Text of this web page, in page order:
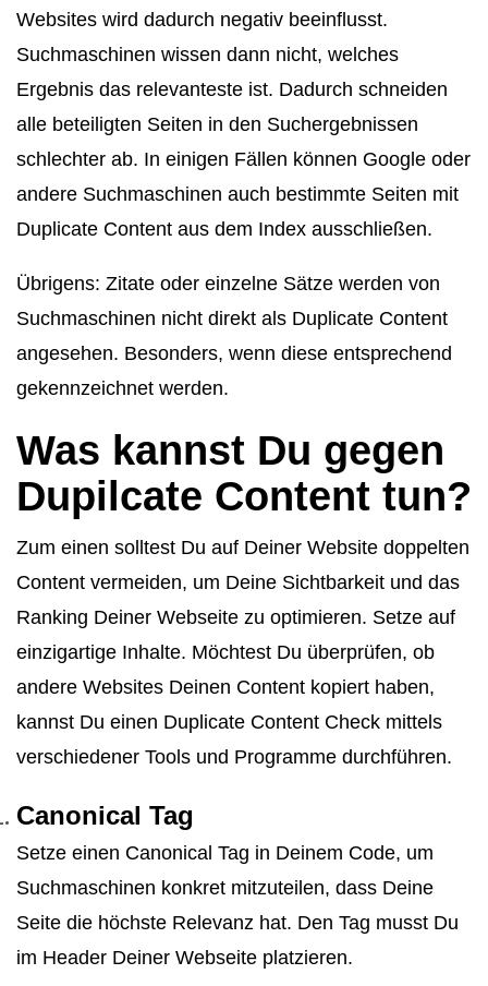
Websites wird dadurch negativ beeinflusst.
Suchmaschinen wissen dann nicht, welches
Ergebnis das relevanteste ist. Dadurch schneiden
alle beteiligten Seiten in den Suchergebnissen
schlechter ab. In einigen Fällen können Google oder
andere Suchmaschinen auch bestimmte Seiten mit
Duplicate Content aus dem Index ausschließen.
Übrigens: Zitate oder einzelne Sätze werden von
Suchmaschinen nicht direkt als Duplicate Content
angesehen. Besonders, wenn diese entsprechend
gekennzeichnet werden.
Was kannst Du gegen
Dupilcate Content tun?
Zum einen solltest Du auf Deiner Website doppelten
Content vermeiden, um Deine Sichtbarkeit und das
Ranking Deiner Webseite zu optimieren. Setze auf
einzigartige Inhalte. Möchtest Du überprüfen, ob
andere Websites Deinen Content kopiert haben,
kannst Du einen Duplicate Content Check mittels
verschiedener Tools und Programme durchführen.
Canonical Tag
Setze einen Canonical Tag in Deinem Code, um
Suchmaschinen konkret mitzuteilen, dass Deine
Seite die höchste Relevanz hat. Den Tag musst Du
im Header Deiner Webseite platzieren.